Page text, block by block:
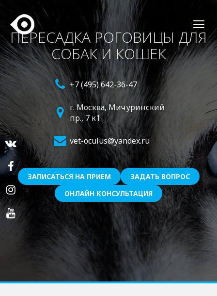
ПЕРЕСАДКА РОГОВИЦЫ ДЛЯ
СОБАК И КОШЕК
+7 (495) 642-36-47
г. Москва,Мичуринский
пр., 7 к1
vet-oculus@yandex.ru
ЗАПИСАТЬСЯ НА ПРИЕМ
ЗАДАТЬ ВОПРОС
ОНЛАЙН КОНСУЛЬТАЦИЯ